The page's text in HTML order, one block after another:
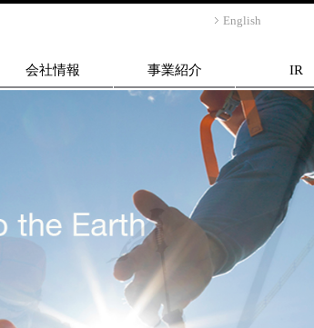
English
会社情報 事業紹介 IR